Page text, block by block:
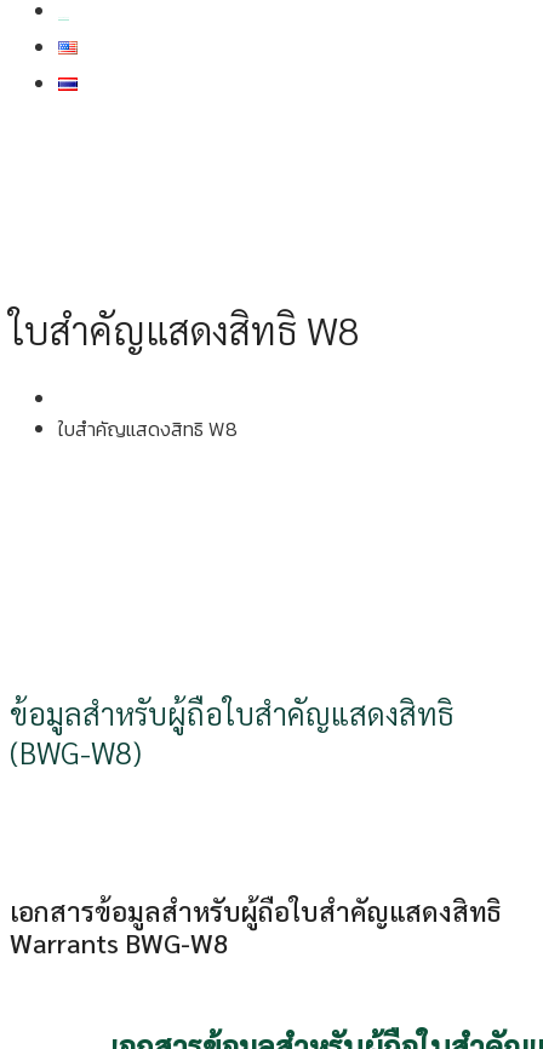
ใบสำคัญแสดงสิทธิ W8
ใบสำคัญแสดงสิทธิ W8
ข้อมูลสำหรับผู้ถือใบสำคัญแสดงสิทธิ
(BWG-W8)
เอกสารข้อมูลสำหรับผู้ถือใบสำคัญแสดงสิทธิ
Warrants BWG-W8